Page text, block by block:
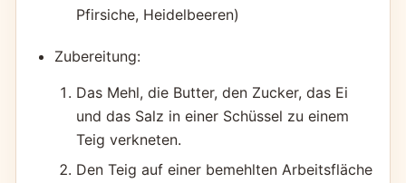
Pfirsiche, Heidelbeeren)
Zubereitung:
Das Mehl, die Butter, den Zucker, das Ei
und das Salz in einer Schüssel zu einem
Teig verkneten.
Den Teig auf einer bemehlten Arbeitsfläche